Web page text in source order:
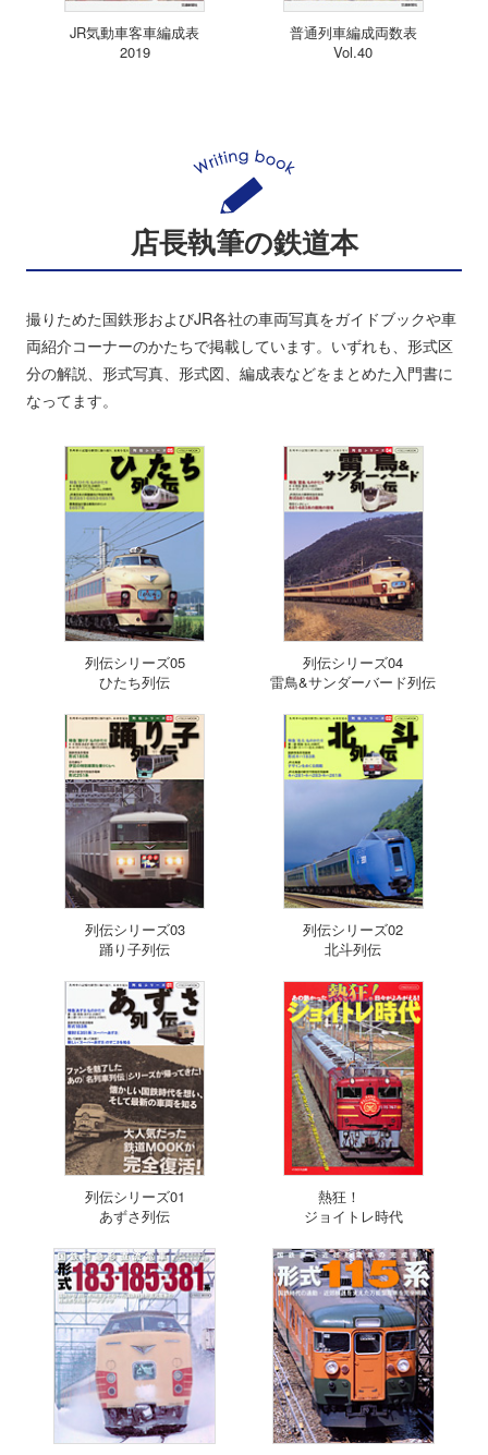
JR気動車客車編成表
2019
普通列車編成両数表
Vol.40
店長執筆の鉄道本
撮りためた国鉄形およびJR各社の車両写真をガイドブックや車
両紹介コーナーのかたちで掲載しています。いずれも、形式区
分の解説、形式写真、形式図、編成表などをまとめた入門書に
なってます。
列伝シリーズ05
ひたち列伝
列伝シリーズ04
雷鳥&サンダーバード列伝
列伝シリーズ03
踊り子列伝
列伝シリーズ02
北斗列伝
列伝シリーズ01
あずさ列伝
熱狂！
ジョイトレ時代